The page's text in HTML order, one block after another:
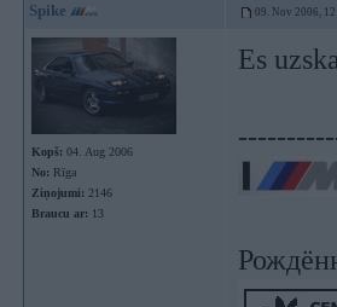
Spike 09. Nov 2006,
Kopš: 04. Aug 2006
No: Rīga
Ziņojumi: 2146
Braucu ar: 13
Es